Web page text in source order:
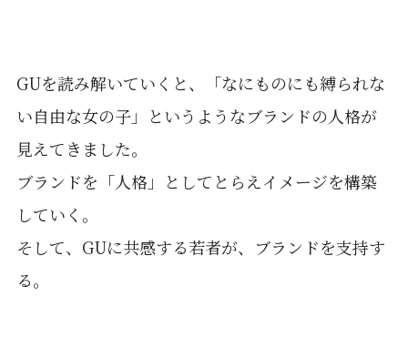
GUを読み解いていくと、「なにものにも縛られな
い自由な女の子」というようなブランドの人格が
見えてきました。
ブランドを「人格」としてとらえイメージを構築
していく。
そして、GUに共感する若者が、ブランドを支持す
る。